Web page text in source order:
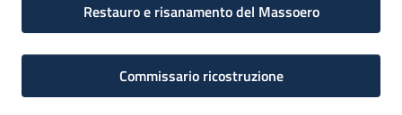
Restauro e risanamento del Massoero
Commissario ricostruzione